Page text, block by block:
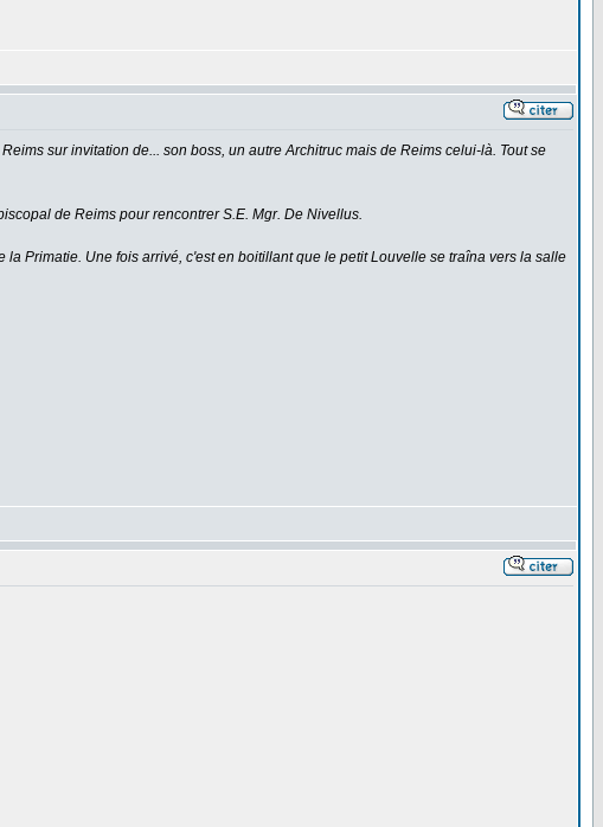
sur invitation de... son boss, un autre Architruc mais de Reims celui-là. Tout se
de Reims pour rencontrer S.E. Mgr. De Nivellus.
Primatie. Une fois arrivé, c'est en boitillant que le petit Louvelle se traîna vers la salle